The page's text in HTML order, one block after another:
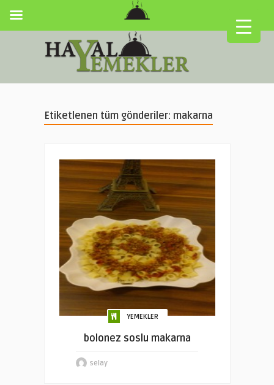
Etiketlenen tüm gönderiler: makarna
YEMEKLER
bolonez soslu makarna
selay